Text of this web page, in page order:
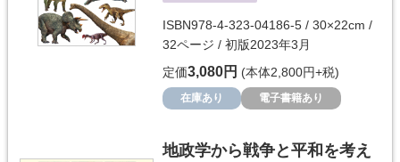
ISBN978-4-323-04186-5 / 30×22cm /
32ページ / 初版2023年3月
定価3,080円 (本体2,800円+税)
在庫あり 電子書籍あり
地政学から戦争と平和を考え